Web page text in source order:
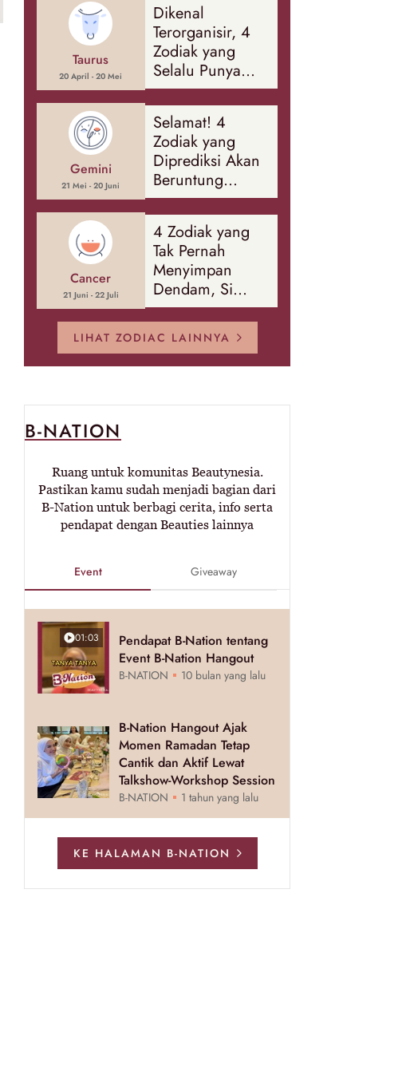
Taurus
20 April - 20 Mei
Dikenal
Terorganisir, 4
Zodiak yang
Selalu Punya
Rencana
Cadangan Soal
Banyak Hal
Gemini
21 Mei - 20 Juni
Selamat! 4
Zodiak yang
Diprediksi Akan
Beruntung
Sepanjang
Agustus 2026
Cancer
21 Juni - 22 Juli
4 Zodiak yang
Tak Pernah
Menyimpan
Dendam, Si
Paling Mudah
Memaafkan!
LIHAT ZODIAC LAINNYA
B-NATION
Ruang untuk komunitas Beautynesia.
Pastikan kamu sudah menjadi bagian dari
B-Nation untuk berbagi cerita, info serta
pendapat dengan Beauties lainnya
Event Giveaway
01:03
Pendapat B-Nation tentang
Event B-Nation Hangout
B-NATION 10 bulan yang lalu
B-Nation Hangout Ajak
Momen Ramadan Tetap
Cantik dan Aktif Lewat
Talkshow-Workshop Session
B-NATION 1 tahun yang lalu
KE HALAMAN B-NATION